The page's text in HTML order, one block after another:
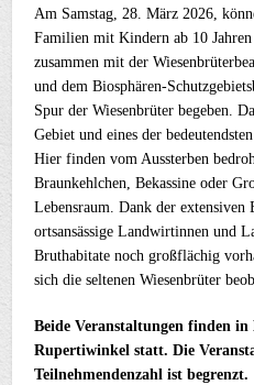
Am Samstag, 28. März 2026,
Familien mit Kindern ab 10
zusammen mit der
und dem Biosphären-
Spur der Wiesenbrüter begeben.
Gebiet und eines der
Hier finden vom Aussterben
Braunkehlchen, Bekassine oder
Lebensraum. Dank der extensiven
ortsansässige Landwirtinnen und
Bruthabitate noch großflächig
sich die seltenen Wiesenbrüter
Beide Veranstaltungen finden
Rupertiwinkel statt.Die
Teilnehmendenzahl ist begrenzt.